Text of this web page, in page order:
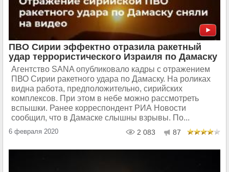
ПВО Сирии эффектно отразила ракетный
удар террористического Израиля по Дамаску
Агентство SANA опубликовало кадры с отражением
ПВО Сирии ракетного удара по Дамаску. На роликах
видна работа, предположительно, сирийских
комплексов. При этом в небе можно рассмотреть
вспышки. Ранее корреспондент РИА Новости
сообщил, что в Дамаске слышны взрывы. По...
6 февраля 2020 2 083 87